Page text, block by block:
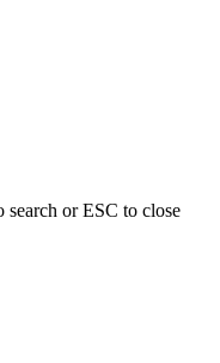
search or ESC to close